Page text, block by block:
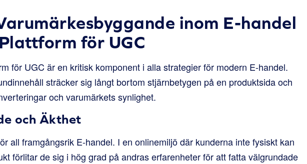
inom E-handel
för UGC
för UGC är en kritisk komponent i alla strategier för modern E-handel.
sträcker sig långt bortom stjärnbetygen på en produktsida och
och varumärkets synlighet.
och Äkthet
all framgångsrik E-handel. I en onlinemiljö där kunderna inte fysiskt kan
förlitar de sig i hög grad på andras erfarenheter för att fatta välgrundade